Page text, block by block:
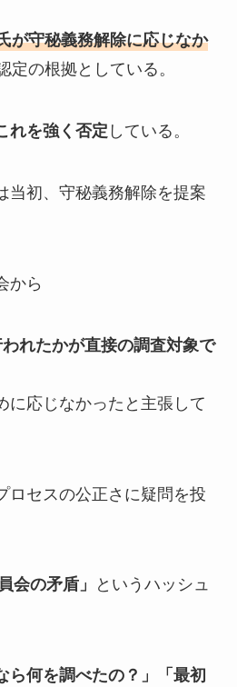
が守秘義務解除に応じなか
定の根拠としている。
れを強く否定 している。
当初、守秘義務解除を提案
から
われたかが直接の調査対象で
に応じなかったと主張して
ロセスの公正さに疑問を投
会の矛盾」
というハッシュ
ら何を調べたの？」「最初